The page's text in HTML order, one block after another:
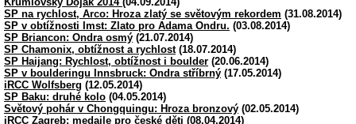
SP na rychlost, Arco: Hroza zlatý se světovým rekordem (31.08.2014)
SP v obtížnosti Imst: Zlato pro Adama Ondru. (03.08.2014)
SP Briancon: Ondra osmý (21.07.2014)
SP Chamonix, obtížnost a rychlost(18.07.2014)
SP Haijang: Rychlost, obtížnost i boulder (20.06.2014)
SP v boulderingu Innsbruck: Ondra stříbrný (17.05.2014)
iRCC Wolfsberg (12.05.2014)
SP Baku: druhé kolo (04.05.2014)
Světový pohár v Chongquingu: Hroza bronzový (02.05.2014)
iRCC Zagreb: medaile pro české děti (08.04.2014)